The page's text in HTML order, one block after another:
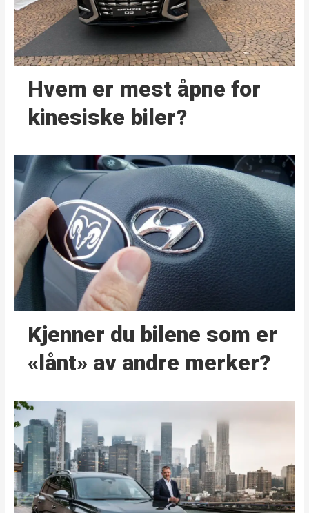
Hvem er mest åpne for
kinesiske biler?
Kjenner du bilene som er
«lånt» av andre merker?